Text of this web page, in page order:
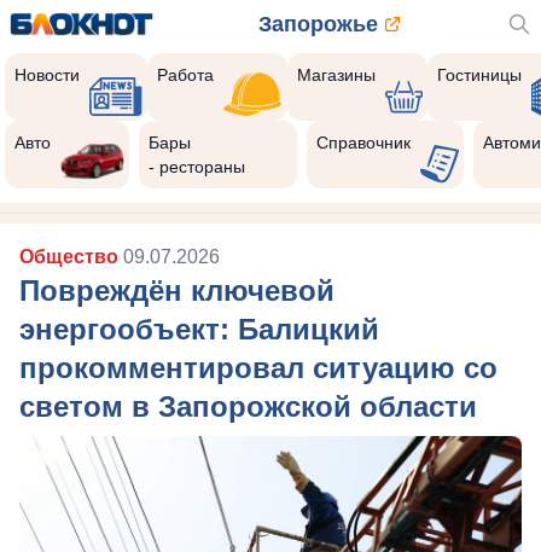
Запорожье
Новости Работа Магазины Гостиницы
Авто
Бары
- рестораны
Справочник
Общество 09.07.2026
Повреждён ключевой
энергообъект: Балицкий
прокомментировал ситуацию со
светом в Запорожской области